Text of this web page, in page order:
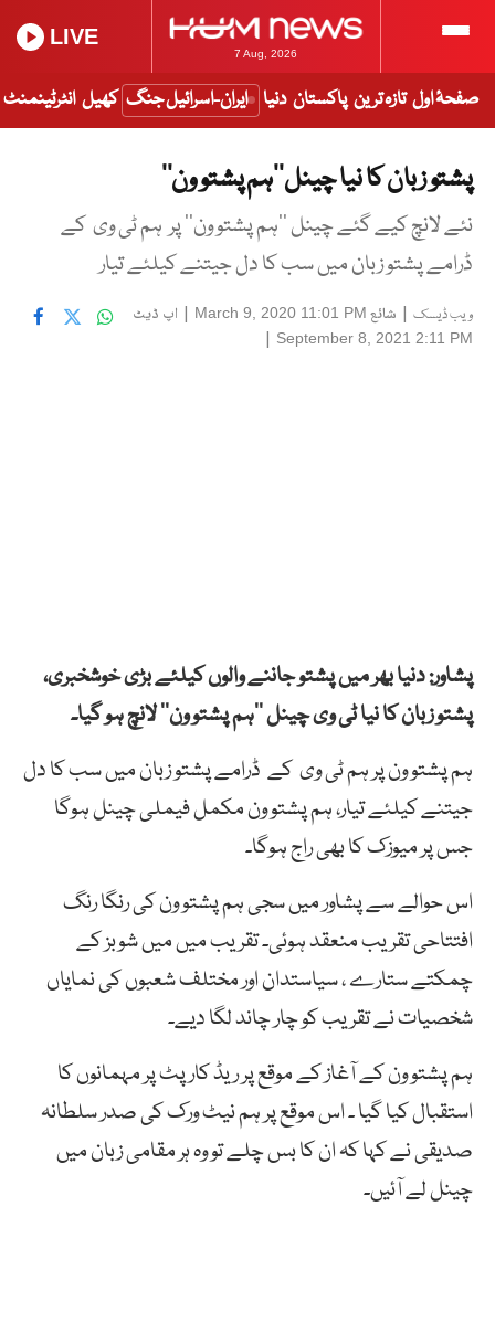
7 Aug, 2026
LIVE
صفحۂ اول تازہ ترین پاکستان دنیا ایران-اسرائیل جنگ کھیل انٹرٹینمنٹ
پشتو زبان کا نیا چینل’’ہم پشتو ون‘‘
نئے لانچ کیے گئے چینل ’’ہم پشتو ون‘‘ پر ہم ٹی وی کے
ڈرامے پشتو زبان میں سب کا دل جیتنے کیلئے تیار
ویب ڈیسک | شائع March 9, 2020 11:01 PM
| اپ ڈیٹ
September 8, 2021 2:11 PM
|
پشاور: دنیا بھر میں پشتو جاننے والوں کیلئے بڑی خوشخبری،
پشتو زبان کا نیا ٹی وی چینل ’’ہم پشتو ون‘‘ لانچ ہو گیا۔
ہم پشتو ون پر ہم ٹی وی کے ڈرامے پشتو زبان میں سب کا دل
جیتنے کیلئے تیار، ہم پشتو ون مکمل فیملی چینل ہوگا
جس پر میوزک کا بھی راج ہوگا۔
اس حوالے سے پشاور میں سجی ہم پشتو ون کی رنگا رنگ
افتتاحی تقریب منعقد ہوئی۔ تقریب میں میں شوبز کے
چمکتے ستارے ، سیاستدان اور مختلف شعبوں کی نمایاں
شخصیات نے تقریب کو چار چاند لگا دیے۔
ہم پشتو ون کے آغاز کے موقع پر ریڈ کارپٹ پر مہمانوں کا
استقبال کیا گیا ۔ اس موقع پر ہم نیٹ ورک کی صدر سلطانہ
صدیقی نے کہا کہ ان کا بس چلے تو وہ ہر مقامی زبان میں
چینل لے آئیں۔